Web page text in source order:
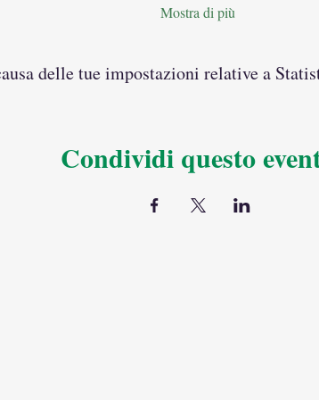
Mostra di più
delle tue impostazioni relative a
Condividi questo